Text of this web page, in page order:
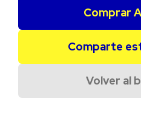
Comprar
Comparte
Volver al